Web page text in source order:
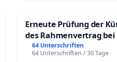
Erneute Prüfung der
des Rahmenvertrag bei
Fahrwegdienste Gmbh
64 Unterschriften
64 Unterschriften / 30 Tage